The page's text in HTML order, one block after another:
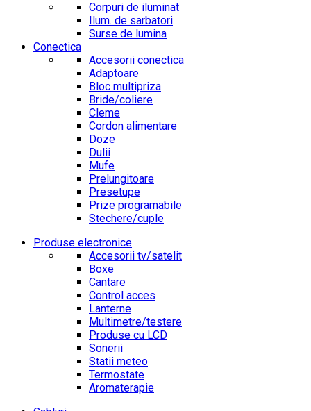
Corpuri de iluminat
Ilum. de sarbatori
Surse de lumina
Conectica
Accesorii conectica
Adaptoare
Bloc multipriza
Bride/coliere
Cleme
Cordon alimentare
Doze
Dulii
Mufe
Prelungitoare
Presetupe
Prize programabile
Stechere/cuple
Produse electronice
Accesorii tv/satelit
Boxe
Cantare
Control acces
Lanterne
Multimetre/testere
Produse cu LCD
Sonerii
Statii meteo
Termostate
Aromaterapie